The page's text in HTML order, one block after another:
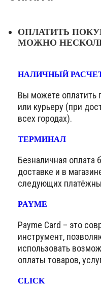
ОПЛАТИТЬ
МОЖНО
НАЛИЧНЫЙ
Вы можете оплатить
или курьеру (при
всех городах).
ТЕРМИНАЛ
Безналичная оплата
доставке и в
следующих
PAYME
Payme Card – это
инструмент,
использовать
оплаты товаров,
CLICK